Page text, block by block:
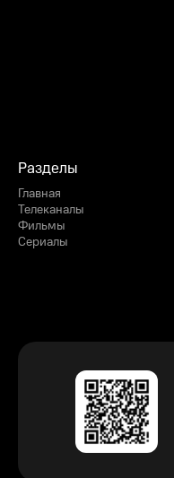
Разделы
Главная
Телеканалы
Фильмы
Сериалы